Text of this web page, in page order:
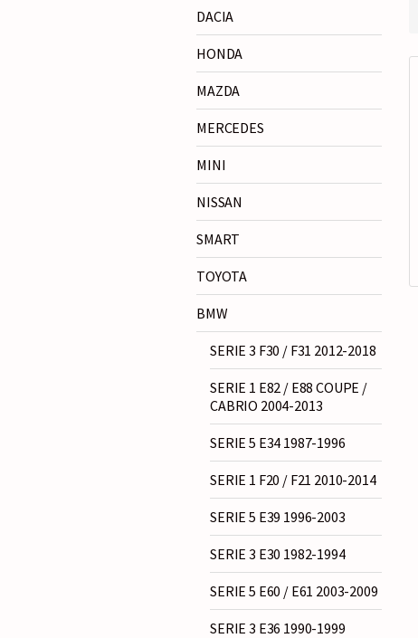
DACIA
HONDA
MAZDA
MERCEDES
MINI
NISSAN
SMART
TOYOTA
BMW
SERIE 3 F30 / F31 2012-2018
SERIE 1 E82 / E88 COUPE /
CABRIO 2004-2013
SERIE 5 E34 1987-1996
SERIE 1 F20 / F21 2010-2014
SERIE 5 E39 1996-2003
SERIE 3 E30 1982-1994
SERIE 5 E60 / E61 2003-2009
SERIE 3 E36 1990-1999